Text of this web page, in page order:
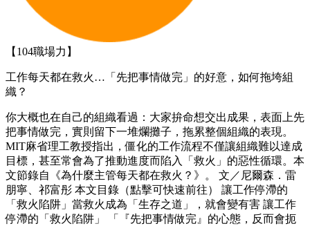
【104職場力】
工作每天都在救火…「先把事情做完」的好意，如何拖垮組
織？
你大概也在自己的組織看過：大家拚命想交出成果，表面上先
把事情做完，實則留下一堆爛攤子，拖累整個組織的表現。
MIT麻省理工教授指出，僵化的工作流程不僅讓組織難以達成
目標，甚至常會為了推動進度而陷入「救火」的惡性循環。本
文節錄自《為什麼主管每天都在救火？》。 文／尼爾森．雷
朋寧、祁富彤 本文目錄（點擊可快速前往） 讓工作停滯的
「救火陷阱」當救火成為「生存之道」，就會變有害 讓工作
停滯的「救火陷阱」 「『先把事情做完』的心態，反而會扼